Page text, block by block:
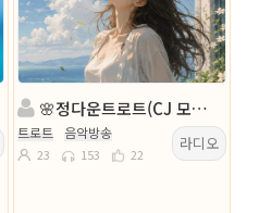
🌸정다운트로트(CJ 모십니다)🌸진행:メº한나🌸담: Ii경호il
트로트 음악방송
23 153 22
라디오